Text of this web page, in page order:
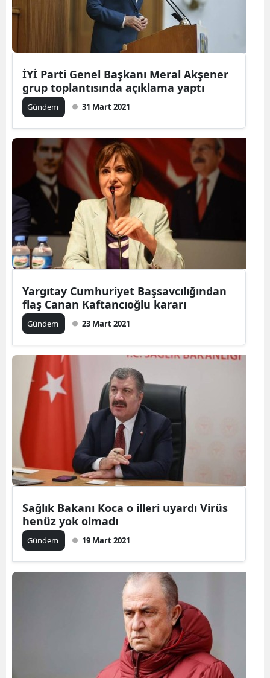
İYİ Parti Genel Başkanı Meral Akşener
grup toplantısında açıklama yaptı
Gündem 31 Mart 2021
Yargıtay Cumhuriyet Başsavcılığından
flaş Canan Kaftancıoğlu kararı
Gündem 23 Mart 2021
Sağlık Bakanı Koca o illeri uyardı Virüs
henüz yok olmadı
Gündem 19 Mart 2021